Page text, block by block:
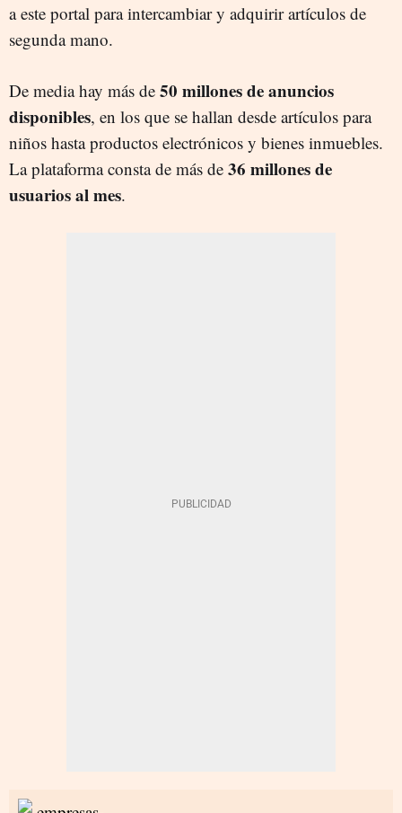
a este portal para intercambiar y adquirir artículos de
segunda mano.
De media hay más de 50 millones de anuncios
disponibles, en los que se hallan desde artículos para
niños hasta productos electrónicos y bienes inmuebles.
La plataforma consta de más de 36 millones de
usuarios al mes.